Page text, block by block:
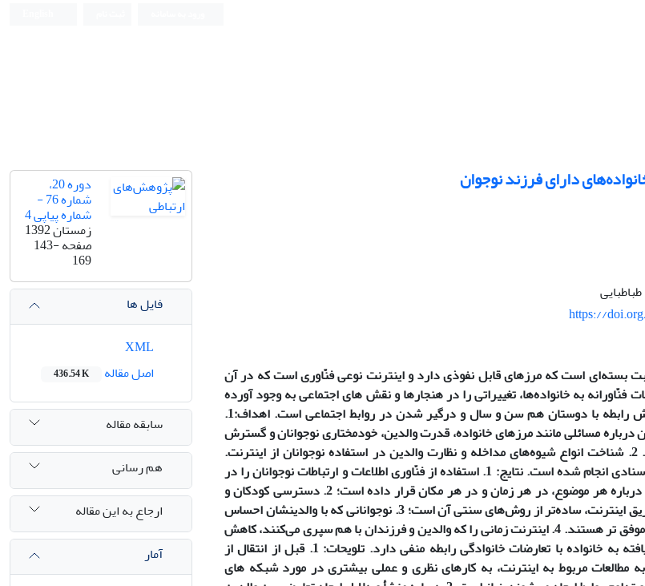
دارای فرزند نوجوان
https://
بسته‌ای است که مرزهای قابل نفوذی دارد و اینترنت نوعی فنّاوری است که در آن
فنّاورانه به خانواده‌ها، تغییراتی را در هنجارها و نقش‌ های اجتماعی به وجود آورده
است. نوجوانی دوران گسترش رابطه با دوستان هم سن و سال و درگیر شدن در روابط اجتماعی است. اهداف:1.
درباره مسائلی مانند مرزهای خانواده، قدرت والدین، خودمختاری نوجوانان و گسترش
حوزه‌ های اجتماعی نوجوانان. 2. شناخت انواع شیوه‌های مداخله و نظارت والدین در استفاده نوجوانان از اینترنت.
روش: این پژوهش با روش اسنادی انجام شده است. نتایج: 1. استفاده از فنّاوری اطلاعات و ارتباطات نوجوانان را در
معرض اطلاعات بسیار زیادی درباره هر موضوع، در هر زمان و در هر مکان قرار داده است؛ 2. دسترسی کودکان و
نوجوانان به هرزه‌نگاری از طریق اینترنت، ساده‌تر از روش‌های سنتی آن است؛ 3. نوجوانانی که با والدینشان احساس
نزدیکی می‌کنند، در مدرسه موفق‌ تر هستند. 4. اینترنت زمانی را که والدین و فرزندان با هم سپری می‌کنند، کاهش
می‌دهد. 5. زمان اختصاص یافته به خانواده با تعارضات خانوادگی رابطه منفی دارد. تلویحات: 1. قبل از انتقال از
به مطالعات مربوط به اینترنت، به کارهای نظری و عملی بیشتری در مورد شبکه‌ های
دوره 20،
شماره 76 -
شماره پیاپی 4
زمستان 1392
صفحه143-
169
فایل ها
اصل مقاله
436.54 K
سابقه مقاله
هم رسانی
ارجاع به این مقاله
آمار